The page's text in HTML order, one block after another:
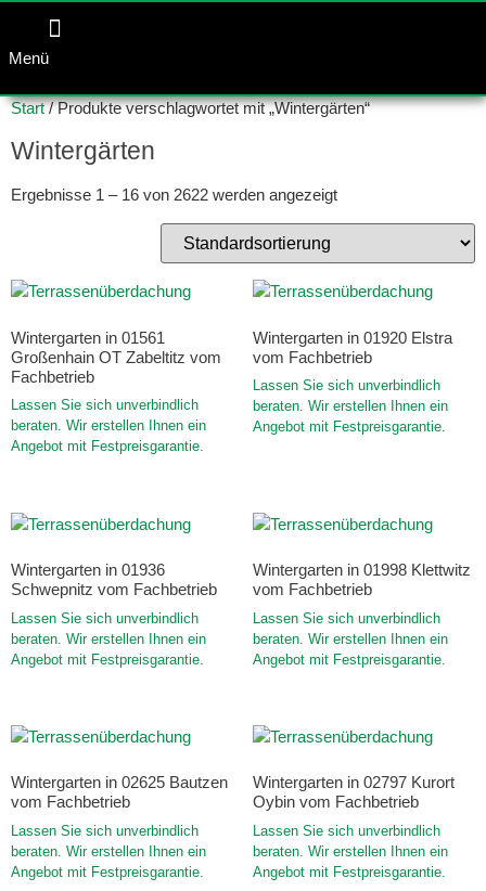
Menü
Start/ Produkte verschlagwortet mit „Wintergärten“
Wintergärten
Ergebnisse 1 – 16 von 2622 werden angezeigt
Wintergarten in 01561
Großenhain OT Zabeltitz vom
Fachbetrieb
Lassen Sie sich unverbindlich
beraten. Wir erstellen Ihnen ein
Angebot mit Festpreisgarantie.
Wintergarten in 01920 Elstra
vom Fachbetrieb
Lassen Sie sich unverbindlich
beraten. Wir erstellen Ihnen ein
Angebot mit Festpreisgarantie.
Wintergarten in 01936
Schwepnitz vom Fachbetrieb
Lassen Sie sich unverbindlich
beraten. Wir erstellen Ihnen ein
Angebot mit Festpreisgarantie.
Wintergarten in 01998 Klettwitz
vom Fachbetrieb
Lassen Sie sich unverbindlich
beraten. Wir erstellen Ihnen ein
Angebot mit Festpreisgarantie.
Wintergarten in 02625 Bautzen
vom Fachbetrieb
Lassen Sie sich unverbindlich
beraten. Wir erstellen Ihnen ein
Angebot mit Festpreisgarantie.
Wintergarten in 02797 Kurort
Oybin vom Fachbetrieb
Lassen Sie sich unverbindlich
beraten. Wir erstellen Ihnen ein
Angebot mit Festpreisgarantie.